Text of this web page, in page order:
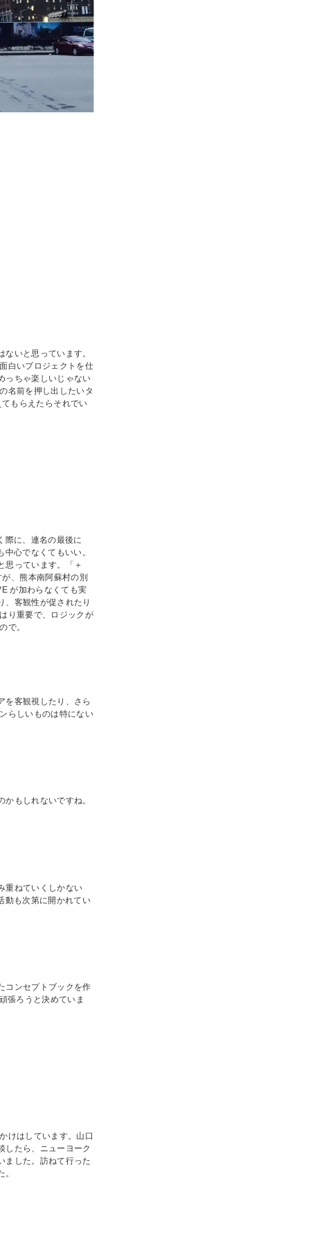
いと思っています。
白いプロジェクトを仕
っちゃ楽しいじゃない
名前を押し出したいタ
もらえたらそれでい
際に、連名の最後に
心でなくてもいい。
思っています。「＋
、熊本南阿蘇村の別
が加わらなくても実
、客観性が促されたり
り重要で、ロジックが
で。
を客観視したり、さら
らしいものは特にない
もしれないですね。
重ねていくしかない
動も次第に開かれてい
コンセプトブックを作
張ろうと決めていま
けはしています。山口
したら、ニューヨーク
ました。訪ねて行った